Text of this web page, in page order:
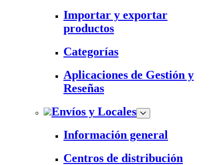
Importar y exportar
productos
Categorías
Aplicaciones de Gestión y
Reseñas
Envíos y Locales
Información general
Centros de distribución